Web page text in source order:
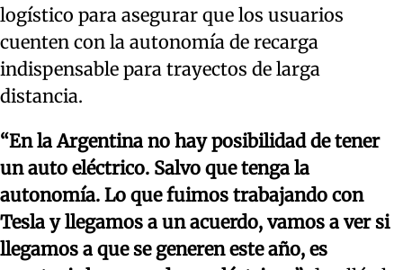
logístico para asegurar que los usuarios
cuenten con la autonomía de recarga
indispensable para trayectos de larga
distancia.
“En la Argentina no hay posibilidad de tener
un auto eléctrico. Salvo que tenga la
autonomía. Lo que fuimos trabajando con
Tesla y llegamos a un acuerdo, vamos a ver si
llegamos a que se generen este año, es